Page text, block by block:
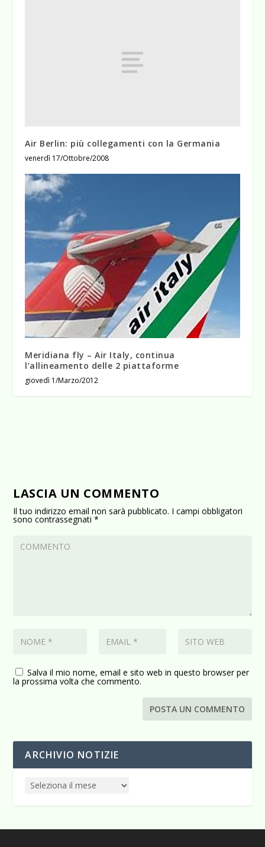
Air Berlin: più collegamenti con la Germania
venerdì 17/Ottobre/2008
Meridiana fly – Air Italy, continua
l’allineamento delle 2 piattaforme
giovedì 1/Marzo/2012
LASCIA UN COMMENTO
Il tuo indirizzo email non sarà pubblicato. I campi obbligatori
sono contrassegnati*
Salva il mio nome, email e sito web in questo browser per
la prossima volta che commento.
ARCHIVIO NOTIZIE